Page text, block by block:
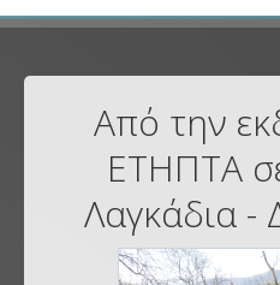
Από την
ΕΤΗΠΤΑ
Λαγκάδια -